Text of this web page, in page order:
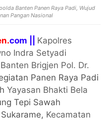
Banten Panen Raya Padi, Wujud
Pangan Nasional
com || Kapolres
Indra Setyadi
Brigjen Pol. Dr.
Panen Raya Padi
Yayasan Bhakti Bela
Tepi Sawah
Kecamatan